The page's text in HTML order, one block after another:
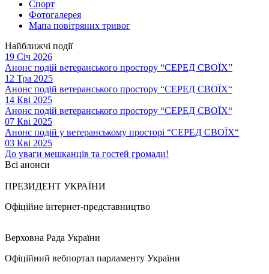
Спорт
Фотогалерея
Мапа повітряних тривог
Найближчі події
19 Січ 2026
Анонс подій ветеранського простору “СЕРЕД СВОЇХ”
12 Тра 2025
Анонс подій ветеранського простору “СЕРЕД СВОЇХ“
14 Кві 2025
Анонс подій ветеранського простору “СЕРЕД СВОЇХ“
07 Кві 2025
Анонс подій у ветеранському просторі “СЕРЕД СВОЇХ“
03 Кві 2025
До уваги мешканців та гостей громади!
Всі анонси
ПРЕЗИДЕНТ УКРАЇНИ
Офіційне інтернет-представництво
Верховна Рада України
Офіційний вебпортал парламенту України